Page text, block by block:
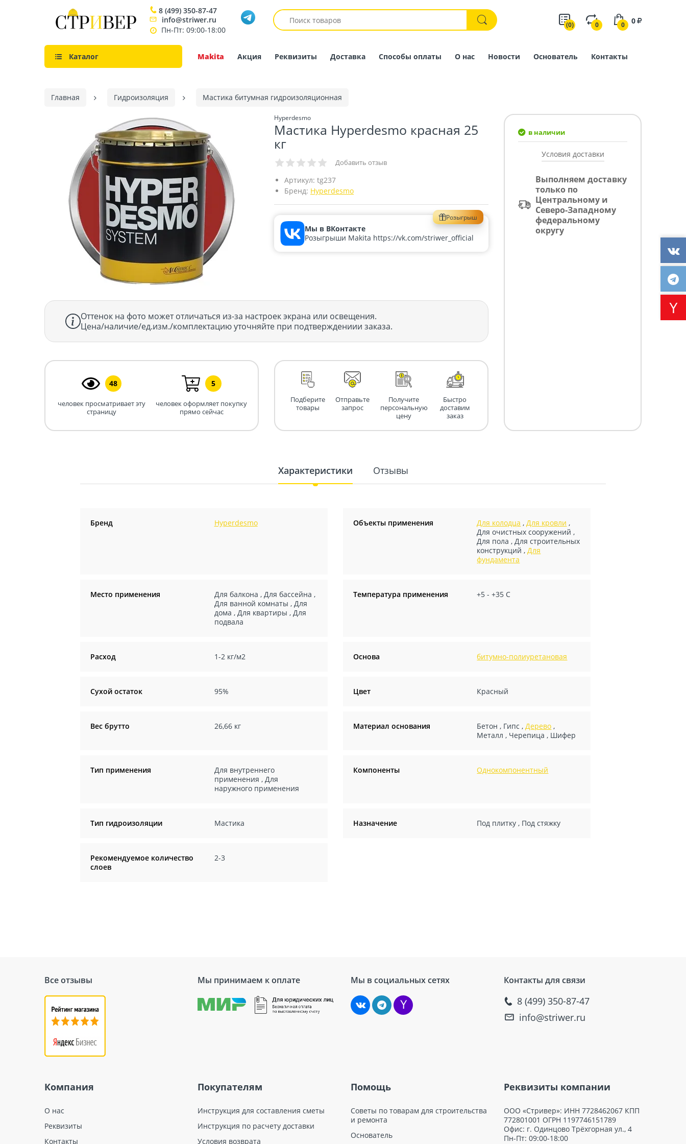
8 (499) 350-87-47
info@striwer.ru
Пн-Пт: 09:00-18:00
(0) 0 0 0
Каталог Makita Акция Реквизиты Доставка Способы оплаты О нас Новости Основатель Контакты
Главная Гидроизоляция Мастика битумная гидроизоляционная
Hyperdesmo
Мастика Hyperdesmo красная 25
кг
Добавить отзыв
Артикул: tg237
Бренд: Hyperdesmo
Розыгрыш
Мы в ВКонтакте
Розыгрыши Makita https://vk.com/striwer_official
Оттенок на фото может отличаться из-за настроек экрана или освещения.
Цена/наличие/ед.изм./комплектацию уточняйте при подтверждениии заказа.
48
человек просматривает эту
страницу
5
человек оформляет покупку
прямо сейчас
Подберите
товары
Отправьте
запрос
Получите
персональную
цену
Быстро
доставим
заказ
в наличии
Условия доставки
Выполняем доставку
только по
Центральному и
Северо-Западному
федеральному
округу
Характеристики Отзывы
Бренд Hyperdesmo Объекты применения Для колодца ,Для кровли ,
Для очистных сооружений ,
Для пола ,Для строительных
конструкций ,Для
фундамента
Место применения Для балкона , Для бассейна ,
Для ванной комнаты , Для
дома , Для квартиры , Для
подвала
Температура применения +5 - +35 C
Расход 1-2 кг/м2 Основа битумно-полиуретановая
Сухой остаток 95% Цвет Красный
Вес брутто 26,66 кг Материал основания Бетон , Гипс ,Дерево ,
Металл , Черепица , Шифер
Тип применения
Для внутреннего
применения , Для
наружного применения
Компоненты Однокомпонентный
Тип гидроизоляции Мастика Назначение Под плитку , Под стяжку
Рекомендуемое количество
слоев
2-3
Все отзывы Мы принимаем к оплате Мы в социальных сетях Контакты для связи
8 (499) 350-87-47
info@striwer.ru
Компания
О нас
Реквизиты
Контакты
Покупателям
Инструкция для составления сметы
Инструкция по расчету доставки
Условия возврата
Помощь
Советы по товарам для строительства
и ремонта
Основатель
Реквизиты компании
ООО «Стривер»: ИНН 7728462067 КПП
772801001 ОГРН 1197746151789
Офис: г. Одинцово Трёхгорная ул., 4
Пн-Пт: 09:00-18:00